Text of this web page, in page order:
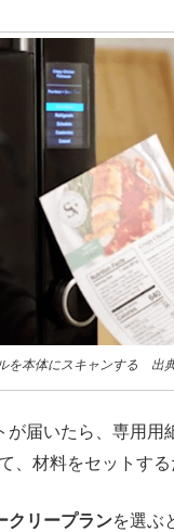
を本体にスキャンする 出
が届いたら、専用用
、材料をセットする
クリープランを選ぶ